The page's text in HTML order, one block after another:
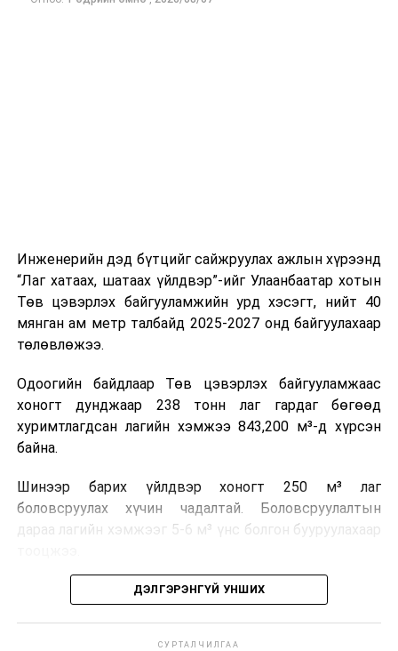
тээврийн үйлчилгээг аюулгүй, шуурхай, зохион
Инженерийн дэд бүтцийг сайжруулах ажлын хүрээнд
“Лаг хатаах, шатаах үйлдвэр”-ийг Улаанбаатар хотын
Төв цэвэрлэх байгууламжийн урд хэсэгт, нийт 40
мянган ам метр талбайд 2025-2027 онд байгуулахаар
төлөвлөжээ.
Одоогийн байдлаар Төв цэвэрлэх байгууламжаас
хоногт дунджаар 238 тонн лаг гардаг бөгөөд
хуримтлагдсан лагийн хэмжээ 843,200 м³-д хүрсэн
байна.
Шинээр барих үйлдвэр хоногт 250 м³ лаг
боловсруулах хүчин чадалтай. Боловсруулалтын
дараа лагийн хэмжээг 5-6 м³ үнс болгон бууруулахаар
Төслийн техник, эдийн засгийн үндэслэлийг
ДЭЛГЭРЭНГҮЙ УНШИХ
СУРТАЛЧИЛГАА